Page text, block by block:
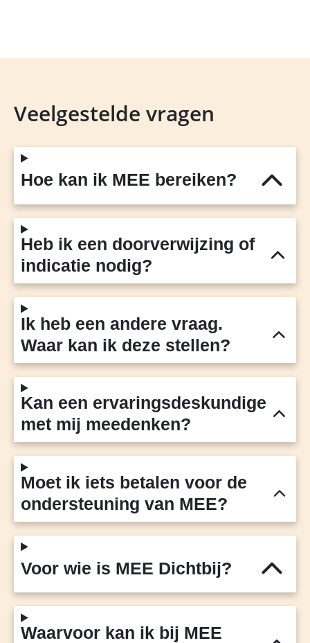
Veelgestelde vragen
Hoe kan ik MEE bereiken?
Heb ik een doorverwijzing of
indicatie nodig?
Ik heb een andere vraag.
Waar kan ik deze stellen?
Kan een ervaringsdeskundige
met mij meedenken?
Moet ik iets betalen voor de
ondersteuning van MEE?
Voor wie is MEE Dichtbij?
Waarvoor kan ik bij MEE